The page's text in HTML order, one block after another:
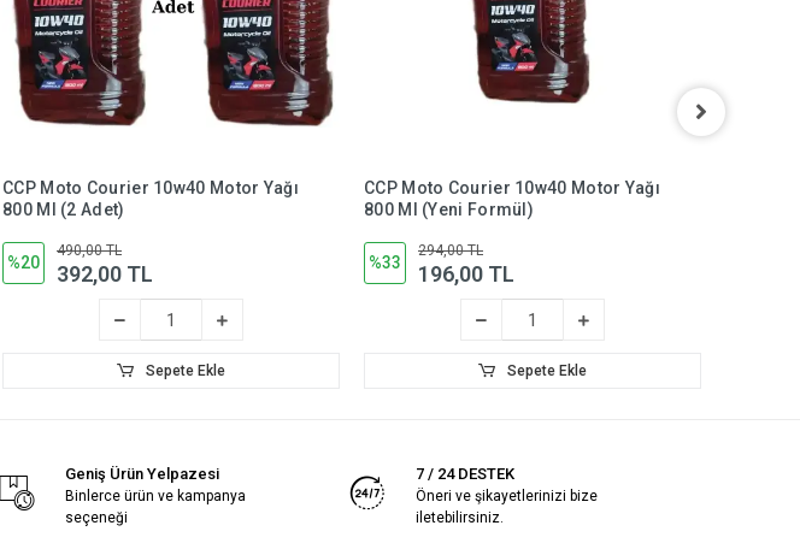
CCP Moto Courier 10w40 Motor Yağı
800 Ml (2 Adet)
%20
490,00 TL
392,00 TL
Sepete Ekle
CCP Moto Courier 10w40 Motor Yağı
800 Ml (Yeni Formül)
%33
294,00 TL
196,00 TL
Sepete Ekle
Geniş Ürün Yelpazesi
Binlerce ürün ve kampanya
seçeneği
7 / 24 DESTEK
Öneri ve şikayetlerinizi bize
iletebilirsiniz.